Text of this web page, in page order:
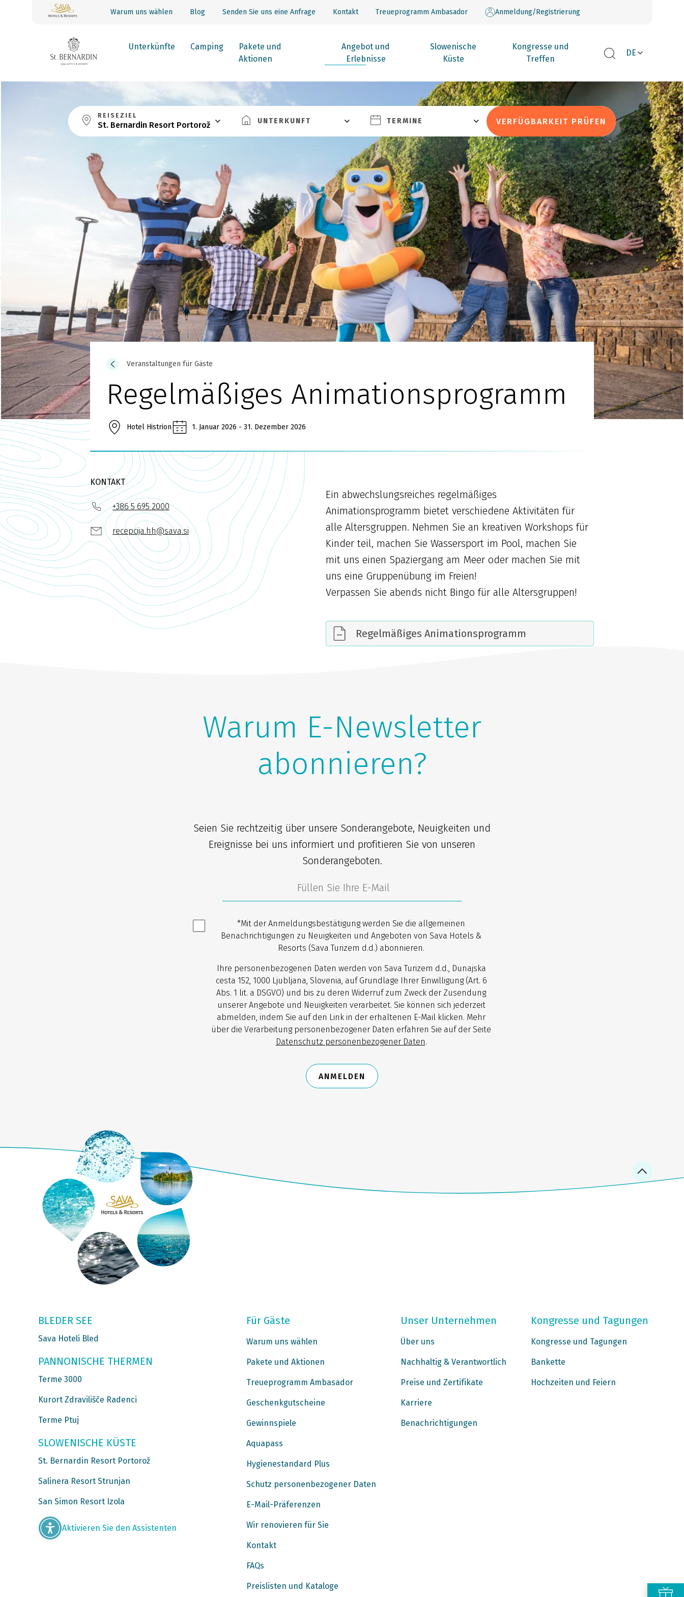
Warum uns wählen Blog Senden Sie uns eine Anfrage Kontakt Treueprogramm Ambasador Anmeldung/Registrierung
Unterkünfte Camping
Pakete und
Aktionen
Angebot und
Erlebnisse
Slowenische
Küste
Kongresse und
Treffen
DE
REISEZIEL
St. Bernardin Resort Portorož UNTERKUNFT TERMINE VERFÜGBARKEIT PRÜFEN
Veranstaltungen für Gäste
Regelmäßiges Animationsprogramm
Hotel Histrion 1. Januar 2026 - 31. Dezember 2026
KONTAKT
+386 5 695 2000
recepcija.hh@sava.si
Ein abwechslungsreiches regelmäßiges
Animationsprogramm bietet verschiedene Aktivitäten für
alle Altersgruppen. Nehmen Sie an kreativen Workshops für
Kinder teil, machen Sie Wassersport im Pool, machen Sie
mit uns einen Spaziergang am Meer oder machen Sie mit
uns eine Gruppenübung im Freien!
Verpassen Sie abends nicht Bingo für alle Altersgruppen!
Regelmäßiges Animationsprogramm
Warum E-Newsletter
abonnieren?
Seien Sie rechtzeitig über unsere Sonderangebote, Neuigkeiten und
Ereignisse bei uns informiert und profitieren Sie von unseren
Sonderangeboten.
*Mit der Anmeldungsbestätigung werden Sie die allgemeinen
Benachrichtigungen zu Neuigkeiten und Angeboten von Sava Hotels &
Resorts (Sava Turizem d.d.) abonnieren.
Ihre personenbezogenen Daten werden von Sava Turizem d.d., Dunajska
cesta 152, 1000 Ljubljana, Slovenia, auf Grundlage Ihrer Einwilligung (Art. 6
Abs. 1 lit. a DSGVO) und bis zu deren Widerruf zum Zweck der Zusendung
unserer Angebote und Neuigkeiten verarbeitet. Sie können sich jederzeit
abmelden, indem Sie auf den Link in der erhaltenen E-Mail klicken. Mehr
über die Verarbeitung personenbezogener Daten erfahren Sie auf der Seite
Datenschutz personenbezogener Daten.
ANMELDEN
BLEDER SEE
Sava Hoteli Bled
PANNONISCHE THERMEN
Terme 3000
Kurort Zdravilišče Radenci
Terme Ptuj
SLOWENISCHE KÜSTE
St. Bernardin Resort Portorož
Salinera Resort Strunjan
San Simon Resort Izola
Aktivieren Sie den Assistenten
Für Gäste
Warum uns wählen
Pakete und Aktionen
Treueprogramm Ambasador
Geschenkgutscheine
Gewinnspiele
Aquapass
Hygienestandard Plus
Schutz personenbezogener Daten
E-Mail-Präferenzen
Wir renovieren für Sie
Kontakt
FAQs
Preislisten und Kataloge
Unser Unternehmen
Über uns
Nachhaltig & Verantwortlich
Preise und Zertifikate
Karriere
Benachrichtigungen
Kongresse und Tagungen
Kongresse und Tagungen
Bankette
Hochzeiten und Feiern